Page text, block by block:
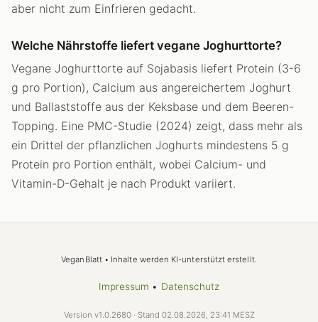
aber nicht zum Einfrieren gedacht.
Welche Nährstoffe liefert vegane Joghurttorte?
Vegane Joghurttorte auf Sojabasis liefert Protein (3-6
g pro Portion), Calcium aus angereichertem Joghurt
und Ballaststoffe aus der Keksbase und dem Beeren-
Topping. Eine PMC-Studie (2024) zeigt, dass mehr als
ein Drittel der pflanzlichen Joghurts mindestens 5 g
Protein pro Portion enthält, wobei Calcium- und
Vitamin-D-Gehalt je nach Produkt variiert.
VeganBlatt • Inhalte werden KI-unterstützt erstellt.
Impressum • Datenschutz
Version v1.0.2680 · Stand 02.08.2026, 23:41 MESZ